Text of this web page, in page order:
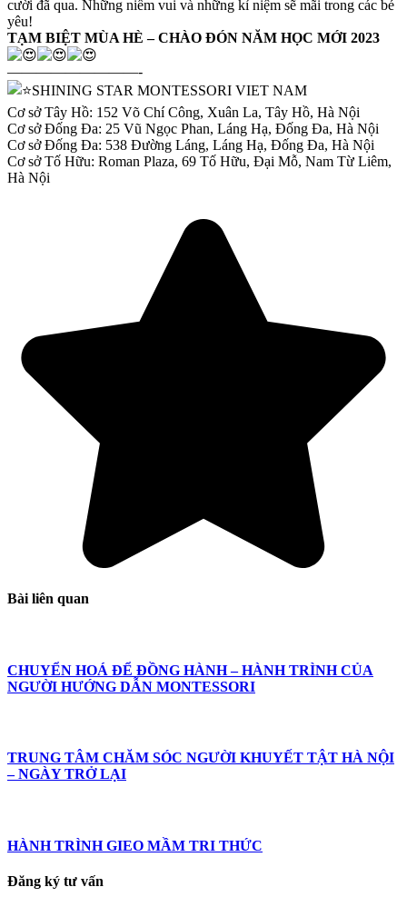
cười đã qua. Những niềm vui và những kỉ niệm sẽ mãi trong các bé
yêu!
TẠM BIỆT MÙA HÈ – CHÀO ĐÓN NĂM HỌC MỚI 2023
—————————-
SHINING STAR MONTESSORI VIET NAM
Cơ sở Tây Hồ: 152 Võ Chí Công, Xuân La, Tây Hồ, Hà Nội
Cơ sở Đống Đa: 25 Vũ Ngọc Phan, Láng Hạ, Đống Đa, Hà Nội
Cơ sở Đống Đa: 538 Đường Láng, Láng Hạ, Đống Đa, Hà Nội
Cơ sở Tố Hữu: Roman Plaza, 69 Tố Hữu, Đại Mỗ, Nam Từ Liêm,
Hà Nội
Bài liên quan
CHUYỂN HOÁ ĐỂ ĐỒNG HÀNH – HÀNH TRÌNH CỦA
NGƯỜI HƯỚNG DẪN MONTESSORI
TRUNG TÂM CHĂM SÓC NGƯỜI KHUYẾT TẬT HÀ NỘI
– NGÀY TRỞ LẠI
HÀNH TRÌNH GIEO MẦM TRI THỨC
Đăng ký tư vấn